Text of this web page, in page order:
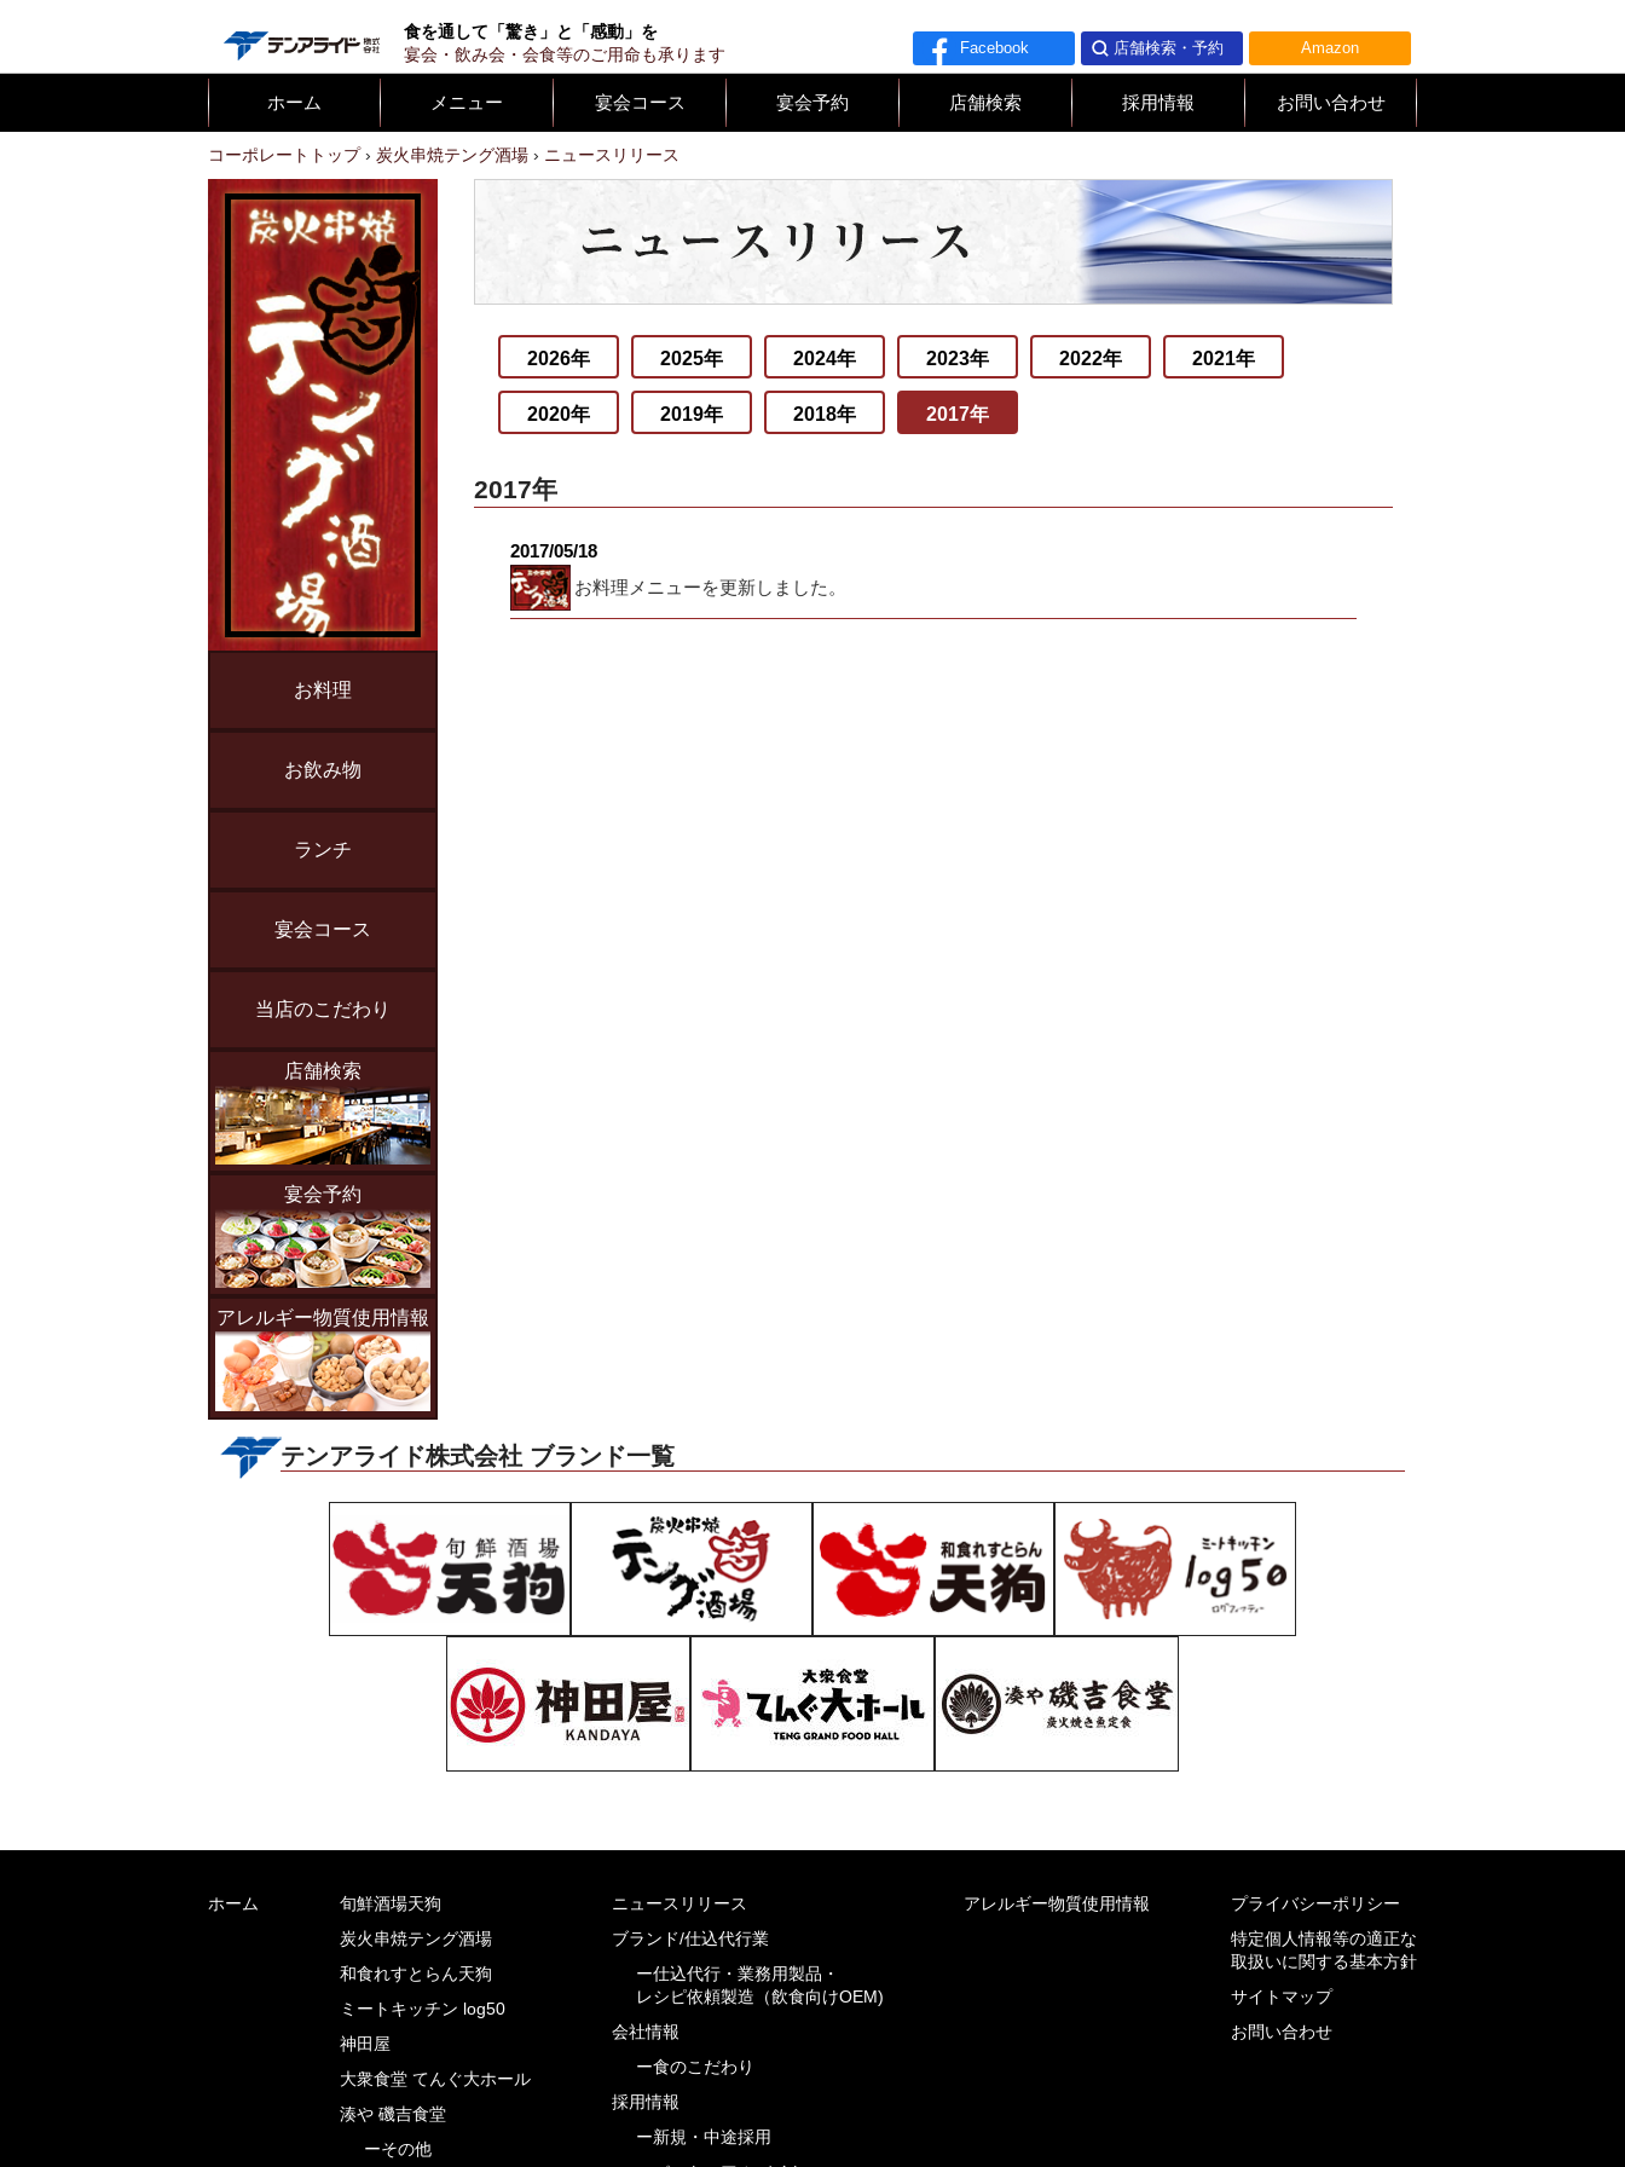
テンアライド
食を通して「驚き」と「感動」を
宴会・飲み会・会食等のご用命も承ります
Facebook 店舗検索・予約 Amazon
ホーム メニュー 宴会コース 宴会予約 店舗検索 採用情報 お問い合わせ
コーポレートトップ 炭火串焼テング酒場 ニュースリリース
2026年 2025年 2024年 2023年 2022年 2021年
2020年 2019年 2018年 2017年
2017年
2017/05/18
お料理メニューを更新しました。
お料理
お飲み物
ランチ
宴会コース
当店のこだわり
店舗検索
宴会予約
アレルギー物質使用情報
テンアライド株式会社 ブランド一覧
ホーム
旬鮮酒場天狗
炭火串焼テング酒場
和食れすとらん天狗
ミートキッチン log50
神田屋
大衆食堂 てんぐ大ホール
湊や 磯吉食堂
ーその他
ニュースリリース
ブランド/仕込代行業
ー仕込代行・業務用製品・
レシピ依頼製造（飲食向けOEM)
会社情報
ー食のこだわり
採用情報
ー新規・中途採用
アレルギー物質使用情報
プライバシーポリシー
特定個人情報等の適正な
取扱いに関する基本方針
サイトマップ
お問い合わせ